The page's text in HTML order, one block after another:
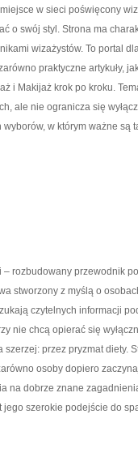
w sieci poświęcony
o swój styl. Strona ma
wizażystów. To portal
praktyczne artykuły,
i Makijaż krok po kroku.
ale nie ogranicza się
w którym ważne są
rozbudowany przewodnik
stworzony z myślą o
czytelnych informacji
nie chcą opierać się
szerzej: przez pryzmat diety.
osoby dopiero
na dobrze znane
szerokie podejście do